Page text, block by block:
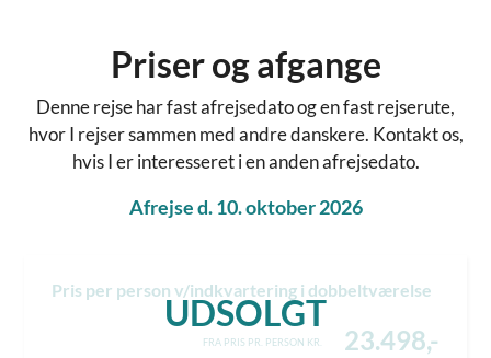
Priser og afgange
Denne rejse har fast afrejsedato og en fast rejserute,
hvor I rejser sammen med andre danskere. Kontakt os,
hvis I er interesseret i en anden afrejsedato.
Afrejse d. 10. oktober 2026
Pris per person v/indkvartering i dobbeltværelse
FRA PRIS PR. PERSON KR. 23.498,-
UDSOLGT